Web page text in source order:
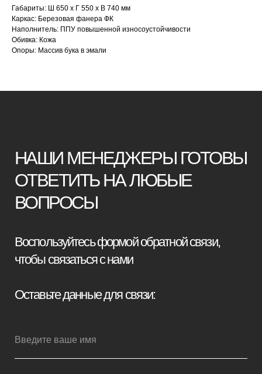
Габариты: Ш 650 х Г 550 х В 740 мм
Каркас: Березовая фанера ФК
Наполнитель: ППУ повышенной износоустойчивости
Обивка: Кожа
Опоры: Массив бука в эмали
Воспользуйтесь формой обратной связи,
чтобы связаться с нами
Я принимаю условияполитики
конфиденциальности
напрямую от производителя